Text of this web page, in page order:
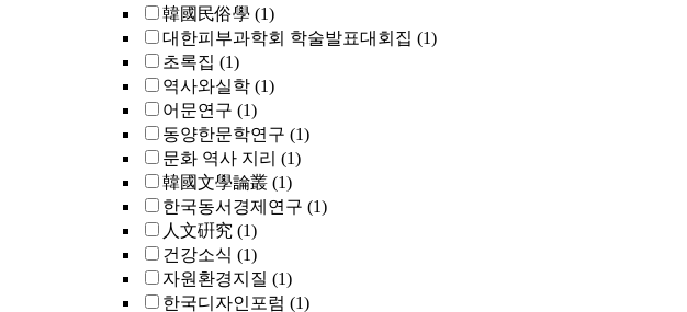
韓國民俗學 (1)
대한피부과학회 학술발표대회집 (1)
초록집 (1)
역사와실학 (1)
어문연구 (1)
동양한문학연구 (1)
문화 역사 지리 (1)
韓國文學論叢 (1)
한국동서경제연구 (1)
人文硏究 (1)
건강소식 (1)
자원환경지질 (1)
한국디자인포럼 (1)